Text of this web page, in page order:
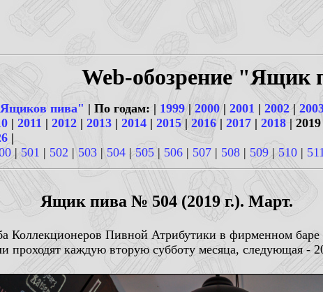
Web-обозрение "Ящик
пива" | По годам: | 1999| 2000| 2001 | 2002|
| 2011 | 2012 | 2013 | 2014 | 2015 | 2016| 2017 | 2018 | 2019
|
|501 | 502 | 503 | 504 |505 | 506 | 507 | 508 | 509 |510 |
Ящик пива № 504 (2019 г.). Март.
Коллекционеров Пивной Атрибутики в фирменном
проходят каждую вторую субботу месяца, следующая -